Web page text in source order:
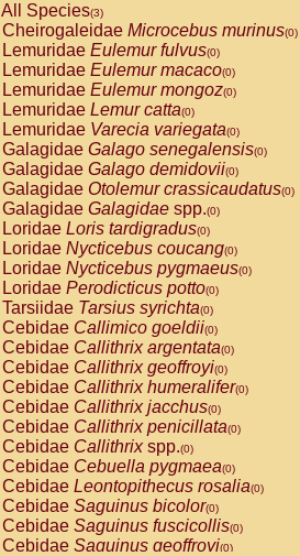
All Species(3)
Cheirogaleidae Microcebus murinus(0)
Lemuridae Eulemur fulvus(0)
Lemuridae Eulemur macaco(0)
Lemuridae Eulemur mongoz(0)
Lemuridae Lemur catta(0)
Lemuridae Varecia variegata(0)
Galagidae Galago senegalensis(0)
Galagidae Galago demidovii(0)
Galagidae Otolemur crassicaudatus(0)
Galagidae Galagidae spp.(0)
Loridae Loris tardigradus(0)
Loridae Nycticebus coucang(0)
Loridae Nycticebus pygmaeus(0)
Loridae Perodicticus potto(0)
Tarsiidae Tarsius syrichta(0)
Cebidae Callimico goeldii(0)
Cebidae Callithrix argentata(0)
Cebidae Callithrix geoffroyi(0)
Cebidae Callithrix humeralifer(0)
Cebidae Callithrix jacchus(0)
Cebidae Callithrix penicillata(0)
Cebidae Callithrixspp.(0)
Cebidae Cebuella pygmaea(0)
Cebidae Leontopithecus rosalia(0)
Cebidae Saguinus bicolor(0)
Cebidae Saguinus fuscicollis(0)
Cebidae Saguinus geoffroyi(0)